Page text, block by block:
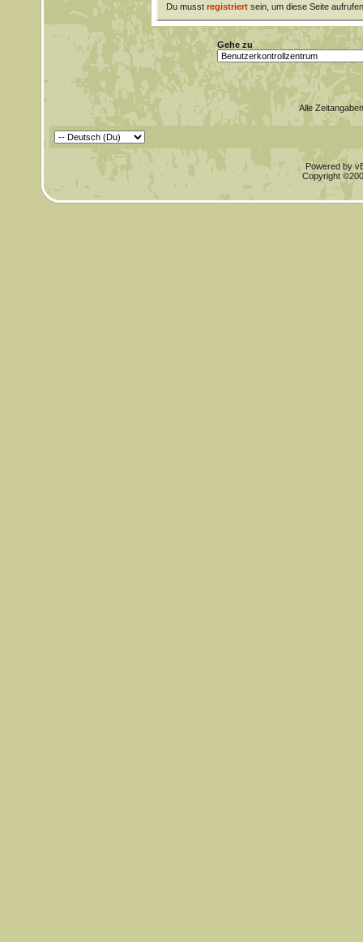
Du musst registriertsein, um diese Seite
Gehe zu
Alle
Powered by
Copyright